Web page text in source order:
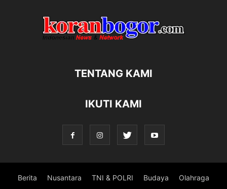
TENTANG KAMI
IKUTI KAMI
Berita Nusantara TNI & POLRI Budaya Olahraga